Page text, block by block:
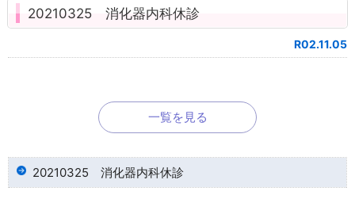
20210325 消化器内科休診
R02.11.05
一覧を見る
20210325 消化器内科休診